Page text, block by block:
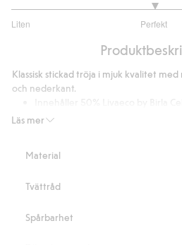
Liten Perfekt
utav
20
betyg
Läs mer
Klassisk stickad tröja i mjuk kvalitet
och nederkant.
Artikelnummer
Material
Tvättråd
Spårbarhet